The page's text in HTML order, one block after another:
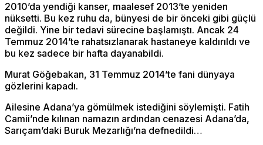
2010’da yendiği kanser, maalesef 2013’te yeniden
nüksetti. Bu kez ruhu da, bünyesi de bir önceki gibi güçlü
değildi. Yine bir tedavi sürecine başlamıştı. Ancak 24
Temmuz 2014’te rahatsızlanarak hastaneye kaldırıldı ve
bu kez sadece bir hafta dayanabildi.
Murat Göğebakan, 31 Temmuz 2014’te fani dünyaya
gözlerini kapadı.
Ailesine Adana’ya gömülmek istediğini söylemişti. Fatih
Camii’nde kılınan namazın ardından cenazesi Adana’da,
Sarıçam’daki Buruk Mezarlığı’na defnedildi…